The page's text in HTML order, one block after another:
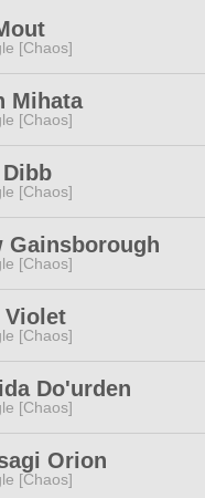
[Chaos]
Mihata
[Chaos]
[Chaos]
Gainsborough
[Chaos]
Violet
[Chaos]
Do'urden
[Chaos]
Orion
[Chaos]